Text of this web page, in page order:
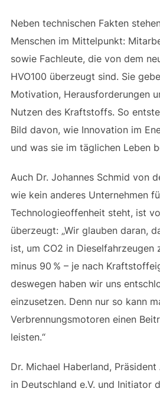
Neben technischen Fakten
Menschen im Mittelpunkt:
sowie Fachleute, die von dem
HVO100 überzeugt sind. Sie
Motivation, Herausforderungen
Nutzen des Kraftstoffs. So
Bild davon, wie Innovation im
und was sie im täglichen Leben
Auch Dr. Johannes Schmid von
wie kein anderes Unternehmen
Technologieoffenheit steht, ist
überzeugt: „Wir glauben daran,
ist, um CO2 in Dieselfahrzeugen
minus 90 % – je nach
deswegen haben wir uns
einzusetzen. Denn nur so kann
Verbrennungsmotoren einen
leisten.“
Dr. Michael Haberland,
in Deutschland e.V. und Initiator